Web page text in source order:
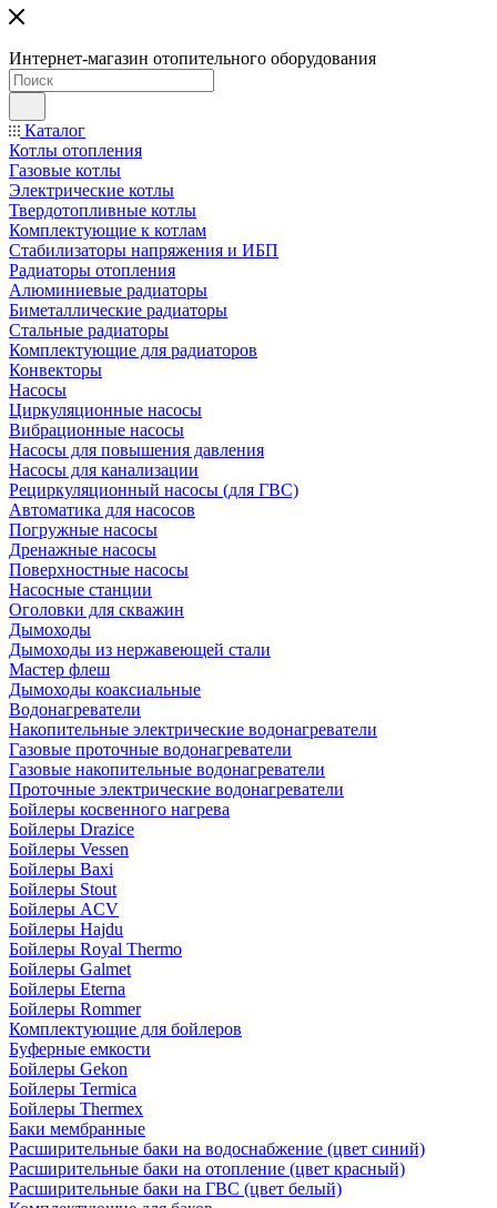
Интернет-магазин отопительного оборудования
Каталог
Котлы отопления
Газовые котлы
Электрические котлы
Твердотопливные котлы
Комплектующие к котлам
Стабилизаторы напряжения и ИБП
Радиаторы отопления
Алюминиевые радиаторы
Биметаллические радиаторы
Стальные радиаторы
Комплектующие для радиаторов
Конвекторы
Насосы
Циркуляционные насосы
Вибрационные насосы
Насосы для повышения давления
Насосы для канализации
Рециркуляционный насосы (для ГВС)
Автоматика для насосов
Погружные насосы
Дренажные насосы
Поверхностные насосы
Насосные станции
Оголовки для скважин
Дымоходы
Дымоходы из нержавеющей стали
Мастер флеш
Дымоходы коаксиальные
Водонагреватели
Накопительные электрические водонагреватели
Газовые проточные водонагреватели
Газовые накопительные водонагреватели
Проточные электрические водонагреватели
Бойлеры косвенного нагрева
Бойлеры Drazice
Бойлеры Vessen
Бойлеры Baxi
Бойлеры Stout
Бойлеры ACV
Бойлеры Hajdu
Бойлеры Royal Thermo
Бойлеры Galmet
Бойлеры Eterna
Бойлеры Rommer
Комплектующие для бойлеров
Буферные емкости
Бойлеры Gekon
Бойлеры Termica
Бойлеры Thermex
Баки мембранные
Расширительные баки на водоснабжение (цвет синий)
Расширительные баки на отопление (цвет красный)
Расширительные баки на ГВС (цвет белый)